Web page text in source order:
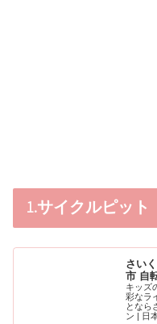
1.サイクルピッ
さい
市 自
キッズ
彩なラ
となら
ン | 日